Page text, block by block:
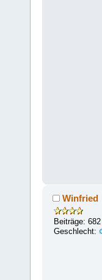
Winfried
Beiträge: 682
Geschlecht: